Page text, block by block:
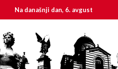
današnji dan, 6. avgust